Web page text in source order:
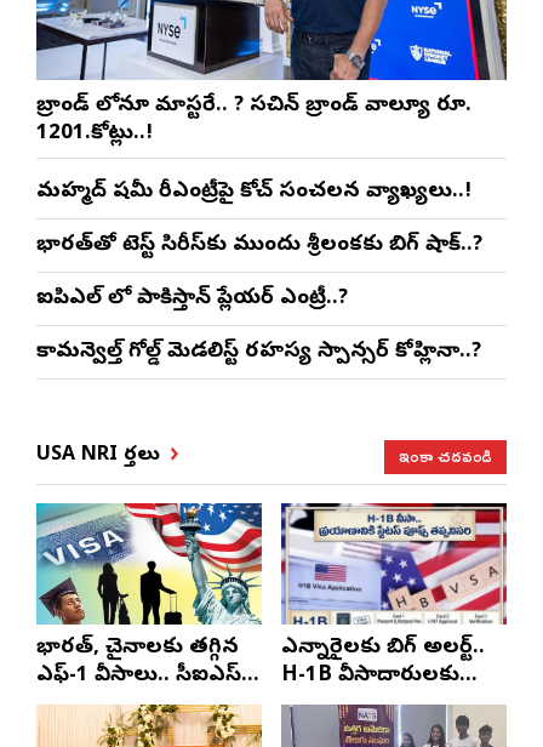
బ్రాండ్ లోనూ మాస్టరే.. ? సచిన్ బ్రాండ్ వాల్యూ రూ.
1201.కోట్లు..!
మహ్మద్ షమీ రీఎంట్రీపై కోచ్ సంచలన వ్యాఖ్యలు..!
భారత్‌తో టెస్ట్ సిరీస్‌కు ముందు శ్రీలంకకు బిగ్ షాక్..?
ఐపిఎల్ లో పాకిస్తాన్ ప్లేయర్ ఎంట్రీ..?
కామన్వెల్త్ గోల్డ్ మెడలిస్ట్ రహస్య స్పాన్సర్ కోహ్లినా..?
USA NRI వార్తలు ఇంకా చదవండి
భారత్, చైనాలకు తగ్గిన
ఎఫ్-1 వీసాలు.. సీఐఎస్
నివేదిక..!
ఎన్నారైలకు బిగ్ అలర్ట్..
H-1B వీసాదారులకు
ప్రయాణ సమయంలో
స్టేటస్ ప్రూఫ్స్ తప్పనిసరి..!